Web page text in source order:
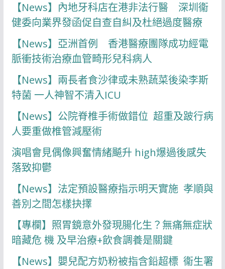
【News】內地牙科店在港非法行醫 深圳衞
健委向業界發函促自查自糾及杜絕過度醫療
【News】亞洲首例 香港醫療團隊成功經電
脈衝技術治療血管畸形兒科病人
【News】兩長者食沙律或未熟蔬菜後染李斯
特菌 一人神智不清入ICU
【News】公院脊椎手術做錯位 超重及跛行病
人要重做椎管減壓術
演唱會見偶像興奮情緒飇升 high爆過後感失
落致抑鬱
【News】法定預設醫療指示明天實施 孝順與
善別之間怎樣抉擇
【專欄】照胃鏡意外發現腸化生？無痛無症狀
暗藏危 機 及早治療+飲食調養是關鍵
【News】嬰兒配方奶粉被指含鉛超標 衞生署